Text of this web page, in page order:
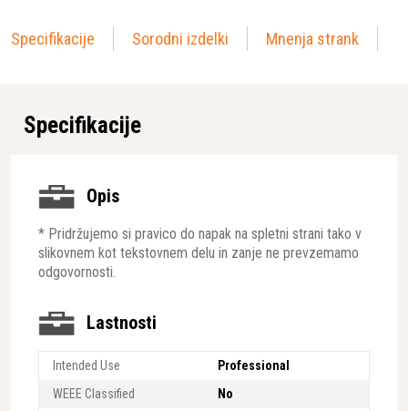
Specifikacije Sorodni izdelki Mnenja strank
Specifikacije
Opis
* Pridržujemo si pravico do napak na spletni strani tako v
slikovnem kot tekstovnem delu in zanje ne prevzemamo
odgovornosti.
Lastnosti
Intended Use
Professional
WEEE Classified
No